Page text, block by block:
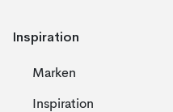
Inspiration
Marken
Inspiration